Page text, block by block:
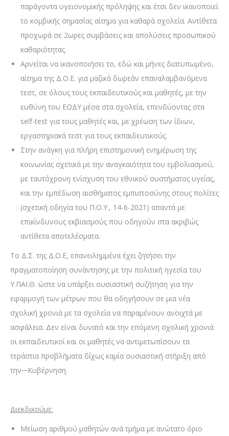
παράγοντα υγειονομικής πρόληψης και έτσι δεν ικανοποιεί
το κομβικής σημασίας αίτημα για καθαρά σχολεία. Αντίθετα
προχωρά σε 2ωρες συμβάσεις και απολύσεις προσωπικού
καθαριότητας.
Αρνείται να ικανοποιήσει το, εδώ και μήνες διατυπωμένο,
αίτημα της Δ.Ο.Ε. για μαζικά δωρεάν επαναλαμβανόμενα
τεστ, σε όλους τους εκπαιδευτικούς και μαθητές, με την
ευθύνη του ΕΟΔΥ μέσα στα σχολεία, επενδύοντας στα
self-test για τους μαθητές και, με χρέωση των ίδιων,
εργαστηριακά τεστ για τους εκπαιδευτικούς.
Στην ανάγκη για πλήρη επιστημονική ενημέρωση της
κοινωνίας σχετικά με την αναγκαιότητα του εμβολιασμού,
με ταυτόχρονη ενίσχυση του εθνικού συστήματος υγείας,
και την εμπέδωση αισθήματος εμπιστοσύνης στους πολίτες
(σχετική οδηγία του Π.Ο.Υ., 14-6-2021) απαντά με
επικίνδυνους εκβιασμούς που οδηγούν στα ακριβώς
αντίθετα αποτελέσματα.
Το Δ.Σ. της Δ.Ο.Ε, επανειλημμένα έχει ζητήσει την
πραγματοποίηση συνάντησης με την πολιτική ηγεσία του
Υ.ΠΑΙ.Θ. ώστε να υπάρξει ουσιαστική συζήτηση για την
εφαρμογή των μέτρων που θα οδηγήσουν σε μια νέα
σχολική χρονιά με τα σχολεία να παραμένουν ανοιχτά με
ασφάλεια. Δεν είναι δυνατό και την επόμενη σχολική χρονιά
οι εκπαιδευτικοί και οι μαθητές να αντιμετωπίσουν τα
τεράστια προβλήματα δίχως καμία ουσιαστική στήριξη από
την
Κυβέρνηση.
Διεκδικούμε:
Μείωση αριθμού μαθητών ανά τμήμα με ανώτατο όριο